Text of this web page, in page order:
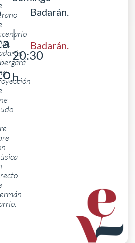
|
20:30
h.
Badarán.
Badarán.